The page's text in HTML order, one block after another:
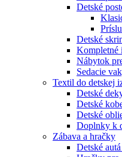
Detské
Detské
Kompletné
Nábytok
Sedacie
Textil do detskej
Detské
Detské
Detské
Doplnky k
Zábava a hračky
Detské